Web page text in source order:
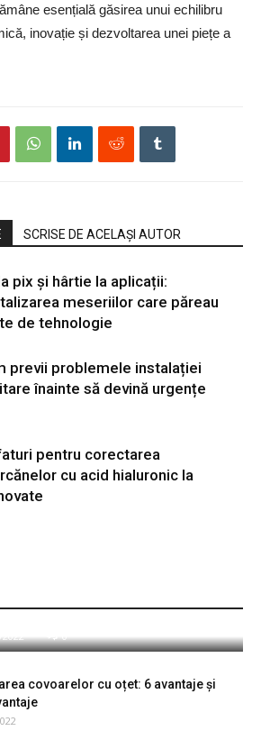
esențială găsirea unui echilibru
inovație și dezvoltarea unei piețe a
SCRISE DE ACELAȘI AUTOR
pix şi hârtie la aplicații:
meseriilor care păreau
de tehnologie
previi problemele instalației
înainte să devină urgențe
pentru corectarea
cu acid hialuronic la
de umbrire la roşii şi cum o
0
covoarelor cu oțet: 6 avantaje și